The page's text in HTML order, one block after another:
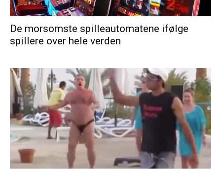
De morsomste spilleautomatene ifølge
spillere over hele verden